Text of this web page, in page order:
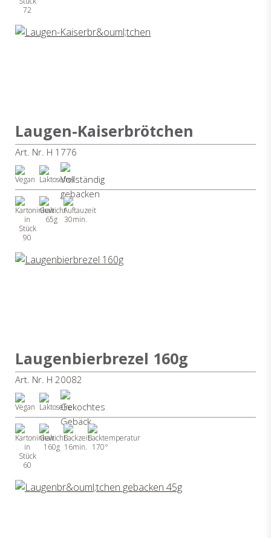
72
Laugen-Kaiserbrötchen
Art. Nr. H 1776
90
65g 30min.
Laugenbierbrezel 160g
Art. Nr. H 20082
60
160g 16min. 170°